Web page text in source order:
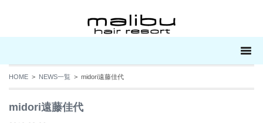
HOME > NEWS一覧 > midori遠藤佳代
midori遠藤佳代